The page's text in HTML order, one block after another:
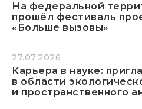
На федеральной
прошёл фестиваль
«Больше вызовы»
27.07.2026
Карьера в науке:
в области
и пространственного